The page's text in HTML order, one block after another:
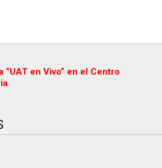
“UAT en Vivo” en el Centro